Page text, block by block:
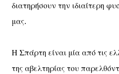
διατηρήσουν την ιδιαίτερη
μας.
Η Σπάρτη είναι μία από τις
της αβελτηρίας του